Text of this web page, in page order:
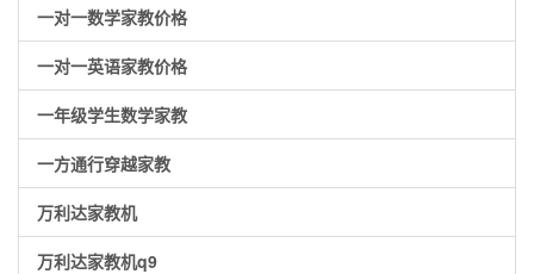
一对一数学家教价格
一对一英语家教价格
一年级学生数学家教
一方通行穿越家教
万利达家教机
万利达家教机q9